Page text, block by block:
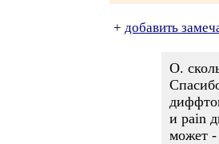
+ добавить
О.
и pain
может -